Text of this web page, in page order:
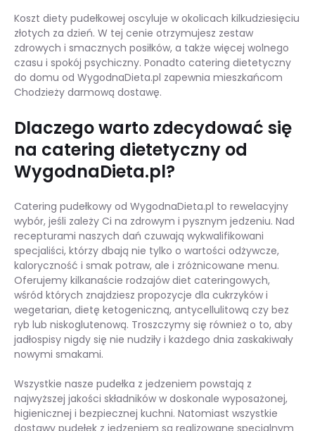
Koszt diety pudełkowej oscyluje w okolicach kilkudziesięciu
złotych za dzień. W tej cenie otrzymujesz zestaw
zdrowych i smacznych posiłków, a także więcej wolnego
czasu i spokój psychiczny. Ponadto catering dietetyczny
do domu od WygodnaDieta.pl zapewnia mieszkańcom
Chodzieży darmową dostawę.
Dlaczego warto zdecydować się
na catering dietetyczny od
WygodnaDieta.pl?
Catering pudełkowy od WygodnaDieta.pl to rewelacyjny
wybór, jeśli zależy Ci na zdrowym i pysznym jedzeniu. Nad
recepturami naszych dań czuwają wykwalifikowani
specjaliści, którzy dbają nie tylko o wartości odżywcze,
kaloryczność i smak potraw, ale i zróżnicowane menu.
Oferujemy kilkanaście rodzajów diet cateringowych,
wśród których znajdziesz propozycje dla cukrzyków i
wegetarian, dietę ketogeniczną, antycellulitową czy bez
ryb lub niskoglutenową. Troszczymy się również o to, aby
jadłospisy nigdy się nie nudziły i każdego dnia zaskakiwały
nowymi smakami.
Wszystkie nasze pudełka z jedzeniem powstają z
najwyższej jakości składników w doskonale wyposażonej,
higienicznej i bezpiecznej kuchni. Natomiast wszystkie
dostawy pudełek z jedzeniem są realizowane specjalnym